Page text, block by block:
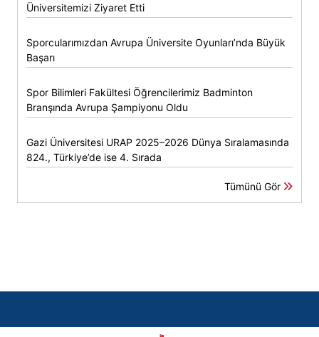
Üniversitemizi Ziyaret Etti
Sporcularımızdan Avrupa Üniversite Oyunları’nda Büyük
Başarı
Spor Bilimleri Fakültesi Öğrencilerimiz Badminton
Branşında Avrupa Şampiyonu Oldu
Gazi Üniversitesi URAP 2025–2026 Dünya Sıralamasında
824., Türkiye’de ise 4. Sırada
Tümünü Gör